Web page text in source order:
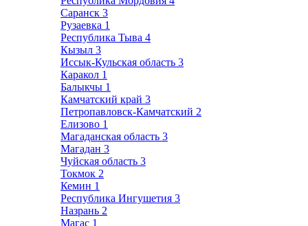
Саранск 3
Рузаевка 1
Республика Тыва 4
Кызыл 3
Иссык-Кульская область 3
Каракол 1
Балыкчы 1
Камчатский край 3
Петропавловск-Камчатский 2
Елизово 1
Магаданская область 3
Магадан 3
Чуйская область 3
Токмок 2
Кемин 1
Республика Ингушетия 3
Назрань 2
Магас 1